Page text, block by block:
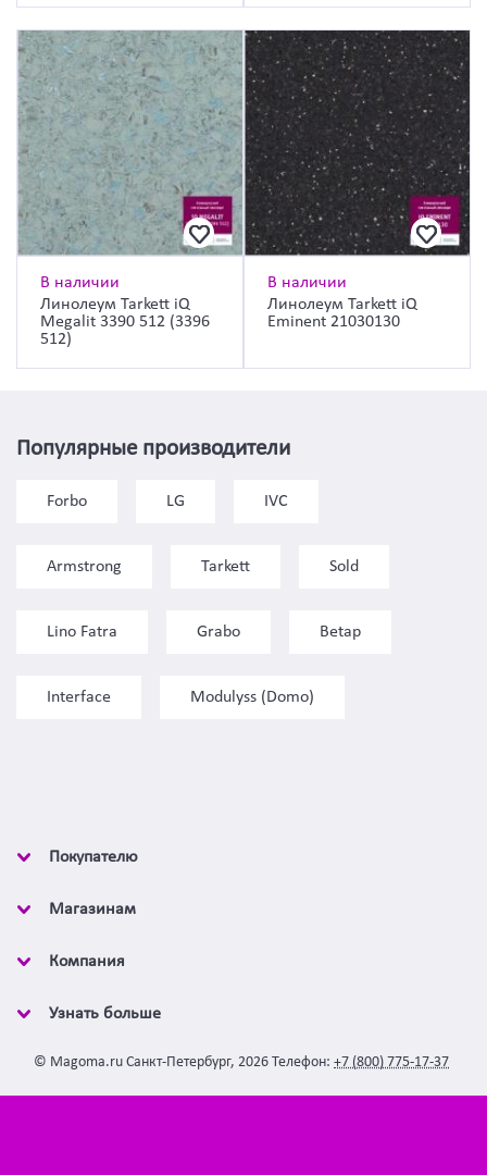
В наличии
Линолеум Tarkett iQ
Megalit 3390 512 (3396
512)
В наличии
Линолеум Tarkett iQ
Eminent 21030130
Популярные производители
Forbo LG IVC
Armstrong Tarkett Sold
Lino Fatra Grabo Betap
Interface Modulyss (Domo)
Покупателю
Магазинам
Компания
Узнать больше
© Magoma.ru Санкт-Петербург, 2026 Телефон: +7 (800) 775-17-37